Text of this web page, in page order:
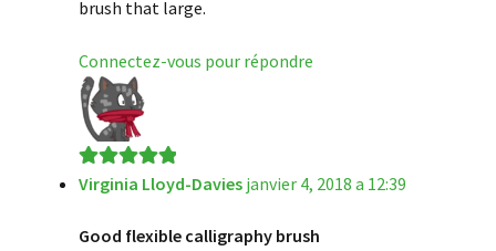
brush that large.
Connectez-vous pour répondre
Note5sur 5
Virginia Lloyd-Davies janvier 4, 2018 a 12:39
Good flexible calligraphy brush